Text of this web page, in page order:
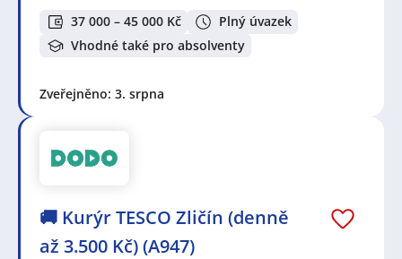
37 000 – 45 000 Kč
Plný úvazek
Vhodné také pro absolventy
Zveřejněno: 3. srpna
🚚 Kurýr TESCO Zličín (denně
až 3.500 Kč) (A947)